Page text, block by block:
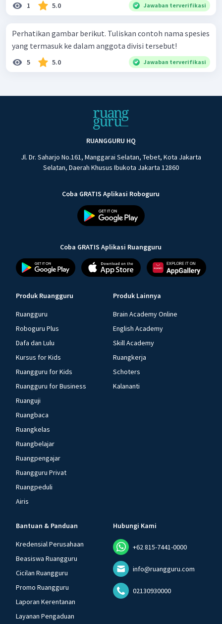
1 5.0 Jawaban terverifikasi
Perhatikan gambar berikut. Tuliskan contoh nama spesies
yang termasuk ke dalam anggota divisi tersebut!
5 5.0 Jawaban terverifikasi
RUANGGURU HQ
Jl. Dr. Saharjo No.161, Manggarai Selatan, Tebet, Kota Jakarta
Selatan, Daerah Khusus Ibukota Jakarta 12860
Coba GRATIS Aplikasi Roboguru
Coba GRATIS Aplikasi Ruangguru
Produk Ruangguru
Ruangguru
Roboguru Plus
Dafa dan Lulu
Kursus for Kids
Ruangguru for Kids
Ruangguru for Business
Ruanguji
Ruangbaca
Ruangkelas
Ruangbelajar
Ruangpengajar
Ruangguru Privat
Ruangpeduli
Airis
Produk Lainnya
Brain Academy Online
English Academy
Skill Academy
Ruangkerja
Schoters
Kalananti
Bantuan & Panduan
Kredensial Perusahaan
Beasiswa Ruangguru
Cicilan Ruangguru
Promo Ruangguru
Laporan Kerentanan
Layanan Pengaduan
Hubungi Kami
+62 815-7441-0000
info@ruangguru.com
02130930000